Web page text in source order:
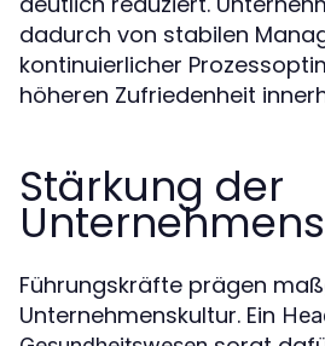
dadurch von stabilen
kontinuierlicher
höheren Zufriedenheit
Stärkung der
Führungskräfte prägen
Unternehmenskultur. Ein